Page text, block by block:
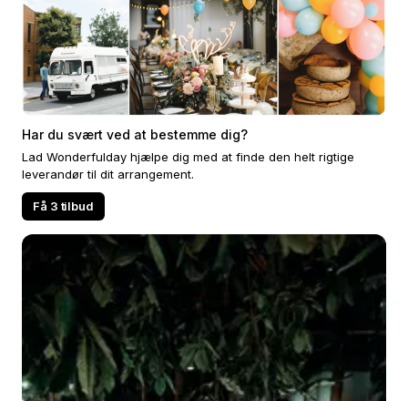
Har du svært ved at bestemme dig?
Lad Wonderfulday hjælpe dig med at finde den helt rigtige
leverandør til dit arrangement.
Få 3 tilbud